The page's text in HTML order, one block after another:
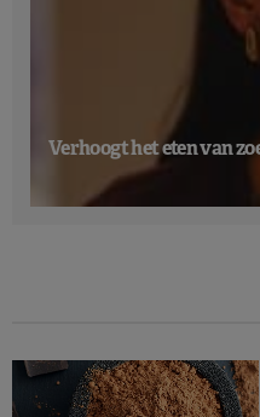
Verhoogt het eten van